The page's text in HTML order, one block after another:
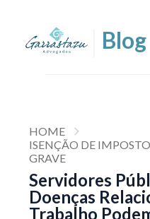
HOME
ISENÇÃO DE
GRAVE
Servidores
Doenças
Trabalho